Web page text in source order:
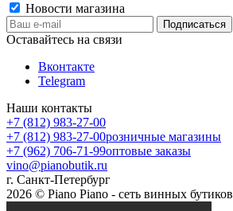
Новости магазина
Оставайтесь на связи
Вконтакте
Telegram
Наши контакты
+7 (812) 983-27-00
+7 (812) 983-27-00розничные магазины
+7 (962) 706-71-99оптовые заказы
vino@pianobutik.ru
г. Санкт-Петербург
2026 © Piano Piano - сеть винных бутиков